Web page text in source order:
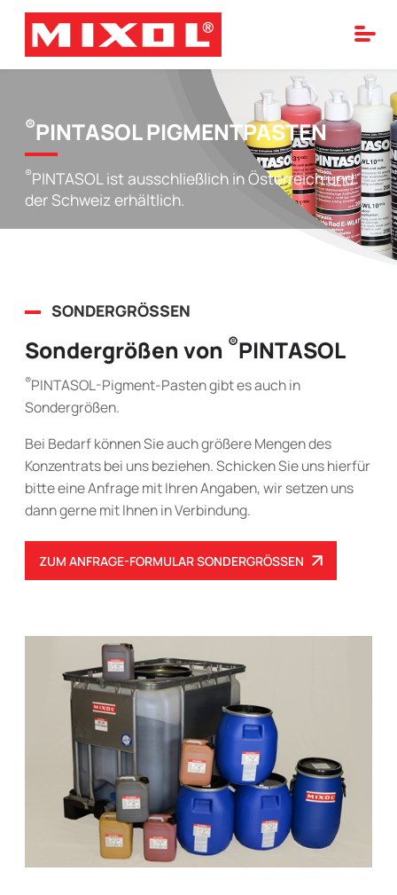
®PINTASOL PIGMENTPASTEN
®PINTASOL ist ausschließlich in Österreich und
der Schweiz erhältlich.
SONDERGRÖSSEN
Sondergrößen von ®PINTASOL
®PINTASOL-Pigment-Pasten gibt es auch in
Sondergrößen.
Bei Bedarf können Sie auch größere Mengen des
Konzentrats bei uns beziehen. Schicken Sie uns hierfür
bitte eine Anfrage mit Ihren Angaben, wir setzen uns
dann gerne mit Ihnen in Verbindung.
ZUM ANFRAGE-FORMULAR SONDERGRÖSSEN